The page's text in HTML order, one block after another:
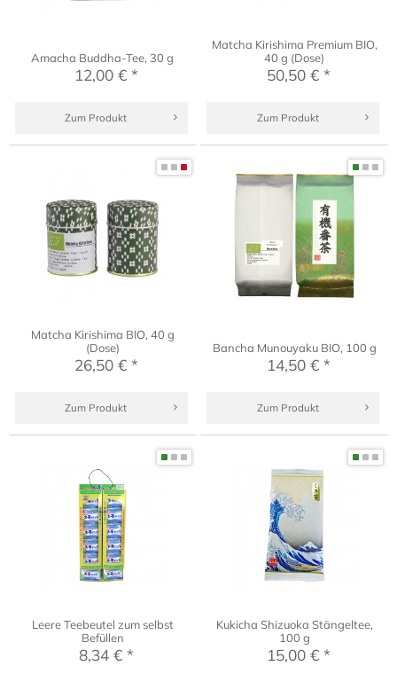
Amacha Buddha-Tee, 30 g
12,00 € *
Zum Produkt
Matcha Kirishima Premium BIO,
40 g (Dose)
50,50 € *
Zum Produkt
Matcha Kirishima BIO, 40 g
(Dose)
26,50 € *
Zum Produkt
Bancha Munouyaku BIO, 100 g
14,50 € *
Zum Produkt
Leere Teebeutel zum selbst
Befüllen
8,34 € *
Kukicha Shizuoka Stängeltee,
100 g
15,00 € *